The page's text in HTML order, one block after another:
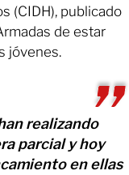
(CIDH), publicado
de estar
jóvenes.
realizando
parcial y hoy
en ellas